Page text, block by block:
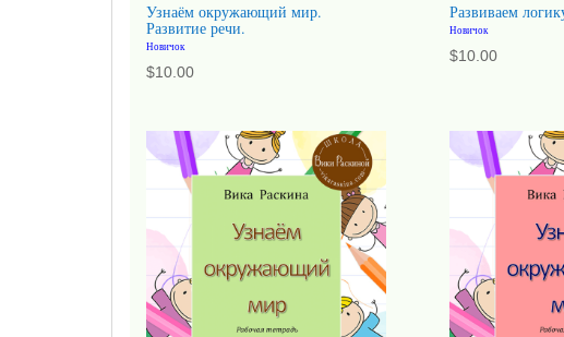
Узнаём окружающий мир.
Развитие речи.
Новичок
$10.00
Развиваем
Новичок
$10.00